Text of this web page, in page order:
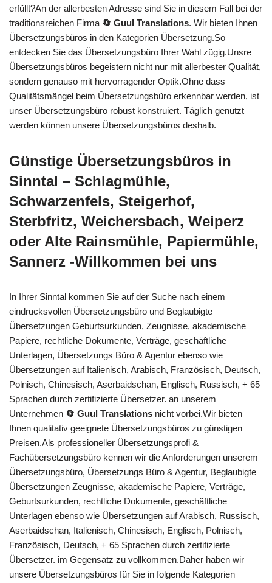
erfüllt?An der allerbesten Adresse sind Sie in diesem Fall bei der
traditionsreichen Firma 🔄 Guul Translations. Wir bieten Ihnen
Übersetzungsbüros in den Kategorien Übersetzung.So
entdecken Sie das Übersetzungsbüro Ihrer Wahl zügig.Unsre
Übersetzungsbüros begeistern nicht nur mit allerbester Qualität,
sondern genauso mit hervorragender Optik.Ohne dass
Qualitätsmängel beim Übersetzungsbüro erkennbar werden, ist
unser Übersetzungsbüro robust konstruiert. Täglich genutzt
werden können unsere Übersetzungsbüros deshalb.
Günstige Übersetzungsbüros in
Sinntal – Schlagmühle,
Schwarzenfels, Steigerhof,
Sterbfritz, Weichersbach, Weiperz
oder Alte Rainsmühle, Papiermühle,
Sannerz -Willkommen bei uns
In Ihrer Sinntal kommen Sie auf der Suche nach einem
eindrucksvollen Übersetzungsbüro und Beglaubigte
Übersetzungen Geburtsurkunden, Zeugnisse, akademische
Papiere, rechtliche Dokumente, Verträge, geschäftliche
Unterlagen, Übersetzungs Büro & Agentur ebenso wie
Übersetzungen auf Italienisch, Arabisch, Französisch, Deutsch,
Polnisch, Chinesisch, Aserbaidschan, Englisch, Russisch, + 65
Sprachen durch zertifizierte Übersetzer. an unserem
Unternehmen 🔄 Guul Translations nicht vorbei.Wir bieten
Ihnen qualitativ geeignete Übersetzungsbüros zu günstigen
Preisen.Als professioneller Übersetzungsprofi &
Fachübersetzungsbüro kennen wir die Anforderungen unserem
Übersetzungsbüro, Übersetzungs Büro & Agentur, Beglaubigte
Übersetzungen Zeugnisse, akademische Papiere, Verträge,
Geburtsurkunden, rechtliche Dokumente, geschäftliche
Unterlagen ebenso wie Übersetzungen auf Arabisch, Russisch,
Aserbaidschan, Italienisch, Chinesisch, Englisch, Polnisch,
Französisch, Deutsch, + 65 Sprachen durch zertifizierte
Übersetzer. im Gegensatz zu vollkommen.Daher haben wir
unsere Übersetzungsbüros für Sie in folgende Kategorien